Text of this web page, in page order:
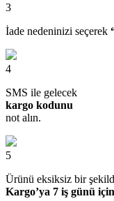
3
İade nedeninizi seçerek
4
SMS ile gelecek
kargo kodunu
not alın.
5
Ürünü eksiksiz bir
Kargo’ya 7 iş günü